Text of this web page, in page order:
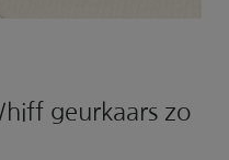
geurkaars zo